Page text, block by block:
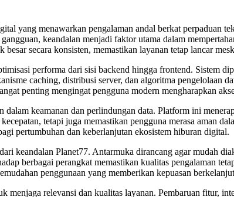
yang menawarkan pengalaman andal berkat perpaduan
keandalan menjadi faktor utama dalam
secara konsisten, memastikan layanan tetap lancar
performa dari sisi backend hingga frontend. Sistem
caching, distribusi server, dan algoritma
penting mengingat pengguna modern mengharapkan
keamanan dan perlindungan data. Platform ini
tetapi juga memastikan pengguna merasa aman
pertumbuhan dan keberlanjutan ekosistem hiburan digital.
keandalan Planet77. Antarmuka dirancang agar mudah
berbagai perangkat memastikan kualitas pengalaman
penggunaan yang memberikan kepuasan
menjaga relevansi dan kualitas layanan. Pembaruan fitur,